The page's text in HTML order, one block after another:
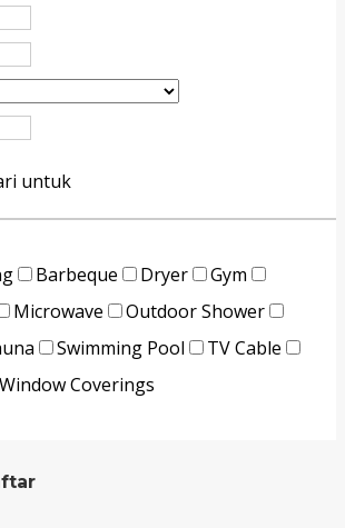
untuk
Barbeque Dryer
Gym
Microwave
Outdoor Shower
Swimming Pool
TV Cable
Window Coverings